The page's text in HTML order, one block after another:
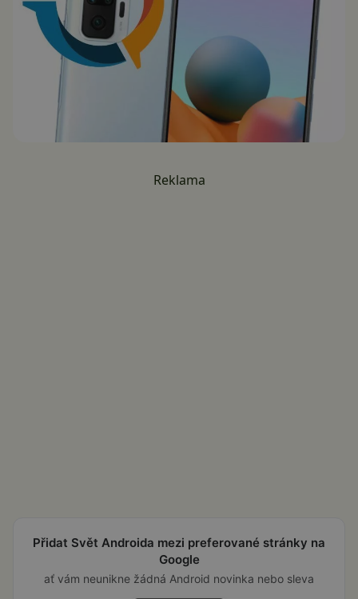
Reklama
Přidat Svět Androida mezi preferované stránky na
Google
ať vám neunikne žádná Android novinka nebo sleva